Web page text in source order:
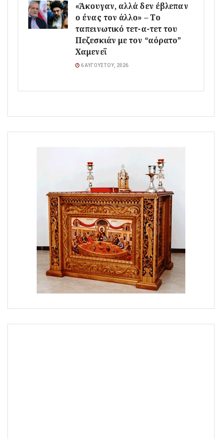
«Άκουγαν, αλλά δεν έβλεπαν
ο ένας τον άλλο» – Το
ταπεινωτικό τετ-α-τετ του
Πεζεσκιάν με τον “αόρατο”
Χαμενεΐ
6 ΑΥΓΟΎΣΤΟΥ, 2026